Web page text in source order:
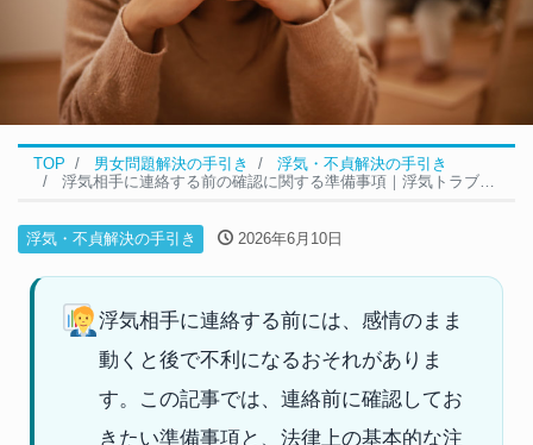
TOP 男女問題解決の手引き
浮気・不貞解決の手引き
浮気相手に連絡する前の確認に関する準備事項｜浮気トラブルの法律の基本
浮気・不貞解決の手引き 2026年6月10日
浮気相手に連絡する前には、感情のまま
動くと後で不利になるおそれがありま
す。この記事では、連絡前に確認してお
きたい準備事項と、法律上の基本的な注